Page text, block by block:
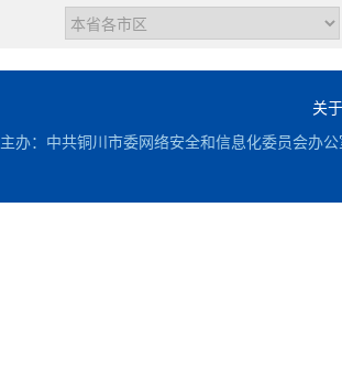
关
主办：中共铜川市委网络安全和信息化委员会办